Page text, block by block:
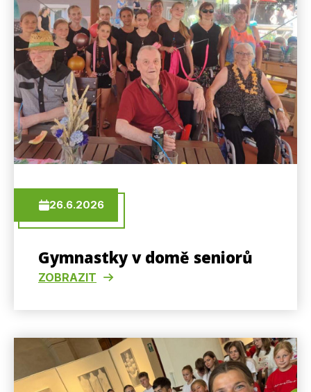
26.6.2026
Gymnastky v domě seniorů
ZOBRAZIT